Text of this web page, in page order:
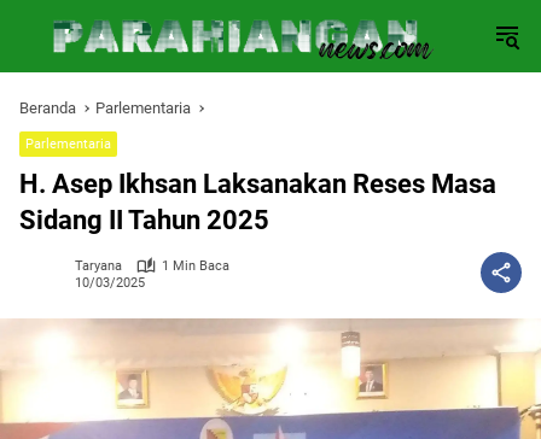
Beranda Parlementaria
Parlementaria
H. Asep Ikhsan Laksanakan Reses Masa
Sidang II Tahun 2025
Taryana
1 Min Baca
10/03/2025